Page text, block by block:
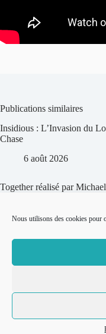
Nous utilisons des cookies pour
Publications similaires
Insidious : L’Invasion du
Chase
6 août 2026
Together réalisé par
© 2007-2026
Réalisation